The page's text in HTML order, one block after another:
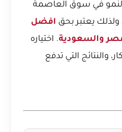
في سوق العاصمة
ولذلك يعتبر بحق افضل
والسعودية. اختياره
والنتائج التي تدفع